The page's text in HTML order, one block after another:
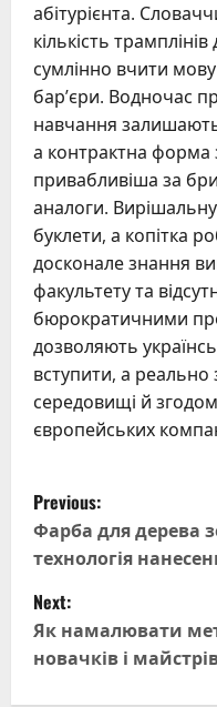
абітурієнта.
кількість
сумлінно вчити
бар’єри. Водночас
навчання
а контрактна форма
привабливіша за
аналоги.
буклети, а копітка
досконале знання
факультету та
бюрократичними
дозволяють
вступити, а реально
середовищі й
європейських
P
o
s
t
n
Previous:
Фарба для дерева
технологія
Next:
Як намалювати
новачків і